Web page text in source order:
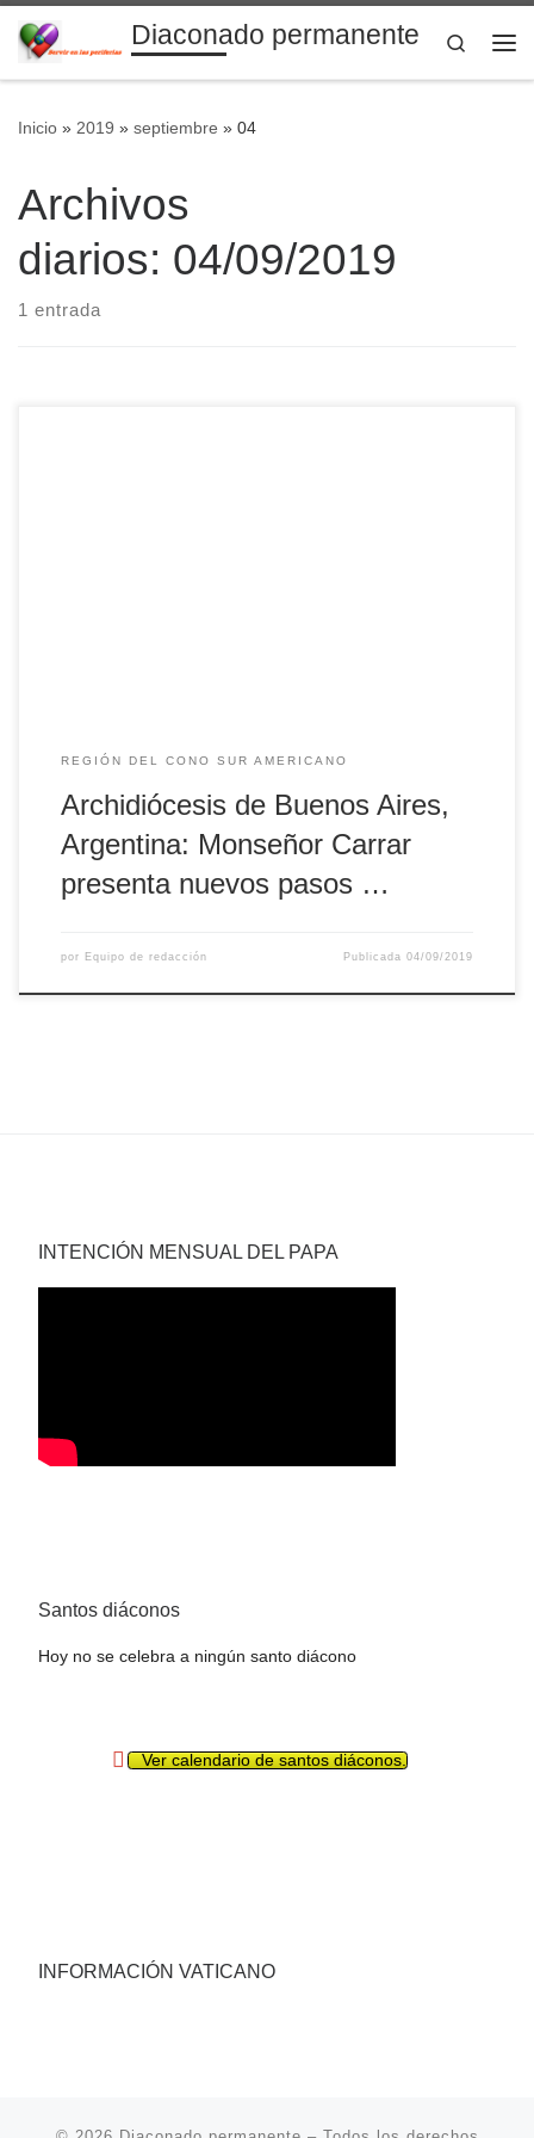
Saltar al contenidoDiaconado permanente
Search
Inicio » 2019 » septiembre » 04
Archivos
diarios: 04/09/2019
1 entrada
REGIÓN DEL CONO SUR AMERICANO
Archidiócesis de Buenos Aires,
Argentina: Monseñor Carrar
presenta nuevos pasos …
por Equipo de redacción Publicada04/09/2019
INTENCIÓN MENSUAL DEL PAPA
Santos diáconos
Hoy no se celebra a ningún santo diácono
Ver calendario de santos diáconos.
INFORMACIÓN VATICANO